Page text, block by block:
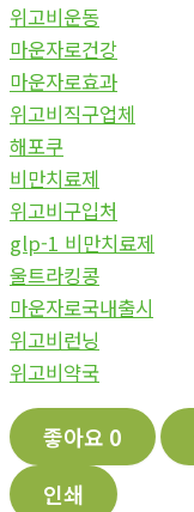
위고비운동
마운자로건강
마운자로효과
위고비직구업체
해포쿠
비만치료제
위고비구입처
glp-1 비만치료제
울트라킹콩
마운자로국내출시
위고비런닝
위고비약국
좋아요 0
인쇄